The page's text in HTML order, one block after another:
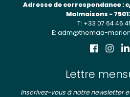
Adresse de correspondance :
Malmaisons -
T: +33 07 64 46
E: adm@themaa-
Lettre
Inscrivez-vous à notre newsletter